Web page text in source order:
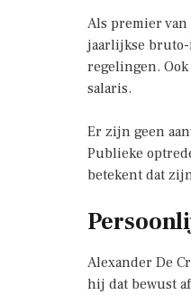
Als premier
jaarlijkse bruto-
regelingen.
salaris.
Er zijn geen
Publieke
betekent dat
Alexander De
hij dat bewust